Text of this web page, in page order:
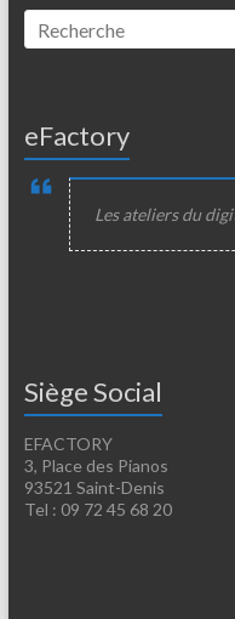
eFactory
Les ateliers du
Siège Social
EFACTORY
3, Place des Pianos
93521 Saint-Denis
Tel : 09 72 45 68 20